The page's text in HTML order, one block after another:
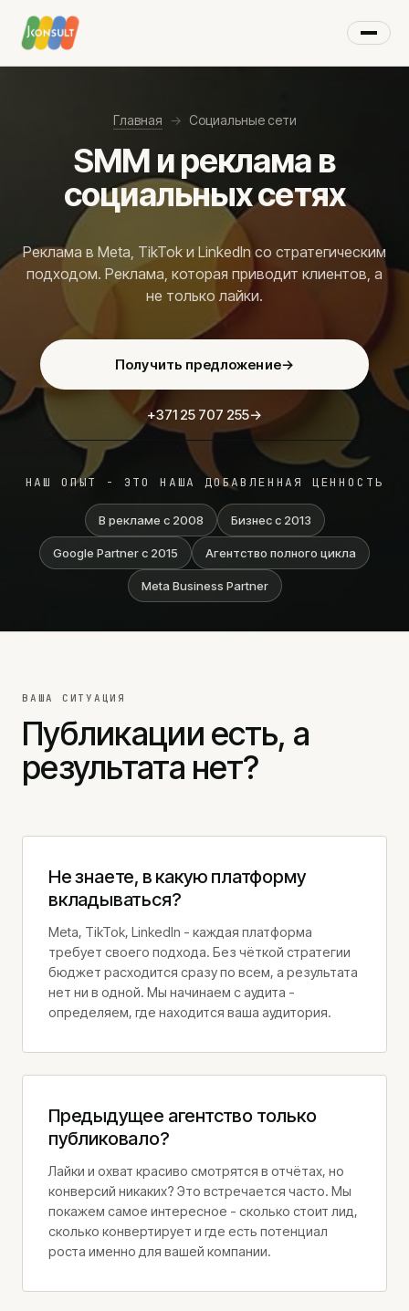
Цифровой маркетинг
Маркетинговые услуги
AI-решения
Стратегическое партнёрство
Видеореклама
Google Ads
Реклама на YouTube
Google Shopping
Ремаркетинг
Аудит Google Ads
SEO-услуги
Техническое SEO
Контентное SEO
SEO-аудит
AI SEO
SEO сопровождение
Разработка сайтов
Landing page
E-commerce
Цены
Социальные сети
Реклама в LinkedIn
Реклама в Facebook
Привлечение B2B-клиентов
О нас
Наша команда
Кейсы клиентов
Блог
Контакты
Консультации
Вакансии
Главная → Социальные сети
SMM и реклама в
социальных сетях
Реклама в Meta, TikTok и LinkedIn со стратегическим
подходом. Реклама, которая приводит клиентов, а
не только лайки.
Получить предложение→
+371 25 707 255→
НАШ ОПЫТ - ЭТО НАША ДОБАВЛЕННАЯ ЦЕННОСТЬ
В рекламе с 2008 Бизнес с 2013
Google Partner с 2015 Агентство полного цикла
Meta Business Partner
ВАША СИТУАЦИЯ
Публикации есть, а
результата нет?
Не знаете, в какую платформу
вкладываться?
Meta, TikTok, LinkedIn - каждая платформа
требует своего подхода. Без чёткой стратегии
бюджет расходится сразу по всем, а результата
нет ни в одной. Мы начинаем с аудита -
определяем, где находится ваша аудитория.
Предыдущее агентство только
публиковало?
Лайки и охват красиво смотрятся в отчётах, но
конверсий никаких? Это встречается часто. Мы
покажем самое интересное - сколько стоит лид,
сколько конвертирует и где есть потенциал
роста именно для вашей компании.